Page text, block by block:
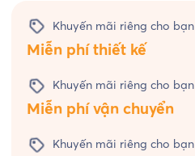
Khuyến mãi riêng cho bạn
Miễn phí thiết kế
Khuyến mãi riêng cho bạn
Miễn phí vận chuyển
Khuyến mãi riêng cho bạn